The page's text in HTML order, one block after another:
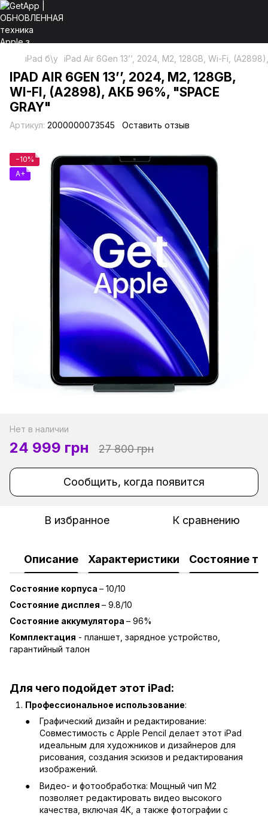
iPad б\у іPad Air 6Gen 13’’, 2024, М2, 128GB, Wi-Fi,
ІPAD AIR 6GEN 13’’, 2024, М2, 128GB,
WI-FI, (A2898), АКБ 96%, "SPACE
GRAY"
Артикул: 2000000073545 Оставить отзыв
−10%
A+
Нет в наличии
24 999 грн 27 800 грн
Сообщить, когда появится
В избранное К сравнению
Описание Характеристики Состояние
Состояние корпуса – 10/10
Состояние дисплея – 9.8/10
Состояние аккумулятора – 96%
Комплектация - планшет, зарядное устройство,
гарантийный талон
Для чего подойдет этот iPad:
Профессиональное использование:
Графический дизайн и редактирование:
Совместимость с Apple Pencil делает этот iPad
идеальным для художников и дизайнеров для
рисования, создания эскизов и редактирования
изображений.
Видео- и фотообработка: Мощный чип M2
позволяет редактировать видео высокого
качества, включая 4K, а также фотографии с